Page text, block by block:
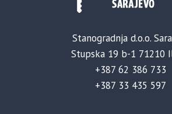
Stanogradnja d.o.o.
Stupska 19 b-1 71210
+387 62 386 733
+387 33 435 597